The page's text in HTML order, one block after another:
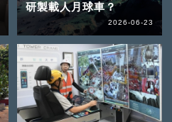
研製載人月球車？
2026-06-23